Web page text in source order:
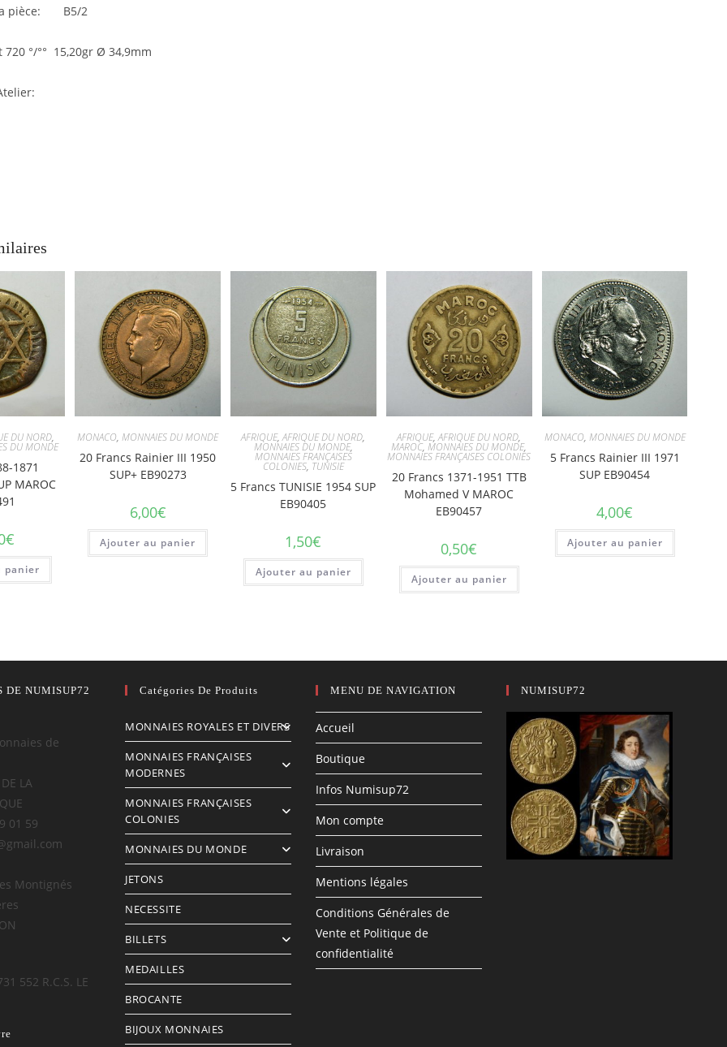
pièce: B5/2
720 °/°° 15,20gr Ø 34,9mm
DU NORD,
DU MONDE
1871
MAROC
€
panier
MONACO,MONNAIES DU MONDE
20 Francs Rainier III 1950
SUP+ EB90273
6,00€
Ajouter au panier
AFRIQUE,AFRIQUE DU NORD,
MONNAIES DU MONDE,
MONNAIES FRANÇAISES
COLONIES, TUNISIE
5 Francs TUNISIE 1954 SUP
EB90405
1,50€
Ajouter au panier
AFRIQUE,AFRIQUE DU NORD,
MAROC,MONNAIES DU MONDE,
MONNAIES FRANÇAISES COLONIES
20 Francs 1371-1951 TTB
Mohamed V MAROC
EB90457
0,50€
Ajouter au panier
MONACO, MONNAIES DU MONDE
5 Francs Rainier III 1971
SUP EB90454
4,00€
Ajouter au panier
DE NUMISUP72
de
LA
01 59
Montignés
552 R.C.S. LE
Catégories De Produits
MONNAIES ROYALES ET DIVERS
MONNAIES FRANÇAISES
MODERNES
MONNAIES FRANÇAISES
COLONIES
MONNAIES DU MONDE
JETONS
NECESSITE
BILLETS
MEDAILLES
BROCANTE
BIJOUX MONNAIES
MENU DE NAVIGATION
Accueil
Boutique
Infos Numisup72
Mon compte
Livraison
Mentions légales
Conditions Générales de
Vente et Politique de
confidentialité
NUMISUP72